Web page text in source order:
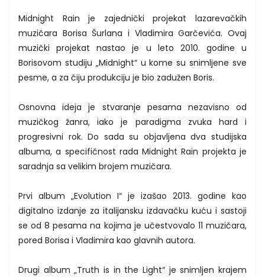
Midnight Rain je zajednički projekat lazarevačkih
muzičara Borisa Šurlana i Vladimira Garčevića. Ovaj
muzički projekat nastao je u leto 2010. godine u
Borisovom studiju „Midnight“ u kome su snimljene sve
pesme, a za čiju produkciju je bio zadužen Boris.
Osnovna ideja je stvaranje pesama nezavisno od
muzičkog žanra, iako je paradigma zvuka hard i
progresivni rok. Do sada su objavljena dva studijska
albuma, a specifičnost rada Midnight Rain projekta je
saradnja sa velikim brojem muzičara.
Prvi album „Evolution I“ je izašao 2013. godine kao
digitalno izdanje za italijansku izdavačku kuću i sastoji
se od 8 pesama na kojima je učestvovalo 11 muzičara,
pored Borisa i Vladimira kao glavnih autora.
Drugi album „Truth is in the Light“ je snimljen krajem